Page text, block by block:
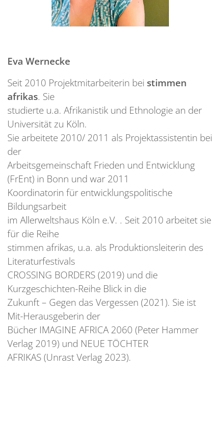
Eva Wernecke
Seit 2010 Projektmitarbeiterin bei stimmen
afrikas. Sie
studierte u.a. Afrikanistik und Ethnologie an der
Universität zu Köln.
Sie arbeitete 2010/ 2011 als Projektassistentin bei
der
Arbeitsgemeinschaft Frieden und Entwicklung
(FrEnt) in Bonn und war 2011
Koordinatorin für entwicklungspolitische
Bildungsarbeit
im Allerweltshaus Köln e.V. . Seit 2010 arbeitet sie
für die Reihe
stimmen afrikas, u.a. als Produktionsleiterin des
Literaturfestivals
CROSSING BORDERS (2019) und die
Kurzgeschichten-Reihe Blick in die
Zukunft – Gegen das Vergessen (2021). Sie ist
Mit-Herausgeberin der
Bücher IMAGINE AFRICA 2060 (Peter Hammer
Verlag 2019) und NEUE TÖCHTER
AFRIKAS (Unrast Verlag 2023).